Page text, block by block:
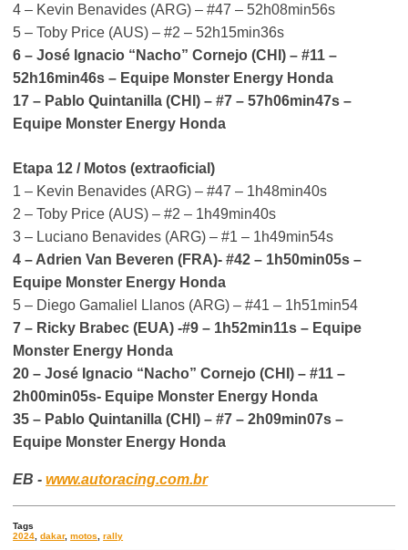
4 – Kevin Benavides (ARG) – #47 – 52h08min56s
5 – Toby Price (AUS) – #2 – 52h15min36s
6 – José Ignacio “Nacho” Cornejo (CHI) – #11 –
52h16min46s – Equipe Monster Energy Honda
17 – Pablo Quintanilla (CHI) – #7 – 57h06min47s –
Equipe Monster Energy Honda
Etapa 12 / Motos (extraoficial)
1 – Kevin Benavides (ARG) – #47 – 1h48min40s
2 – Toby Price (AUS) – #2 – 1h49min40s
3 – Luciano Benavides (ARG) – #1 – 1h49min54s
4 – Adrien Van Beveren (FRA)- #42 – 1h50min05s –
Equipe Monster Energy Honda
5 – Diego Gamaliel Llanos (ARG) – #41 – 1h51min54
7 – Ricky Brabec (EUA) -#9 – 1h52min11s – Equipe
Monster Energy Honda
20 – José Ignacio “Nacho” Cornejo (CHI) – #11 –
2h00min05s- Equipe Monster Energy Honda
35 – Pablo Quintanilla (CHI) – #7 – 2h09min07s –
Equipe Monster Energy Honda
EB -www.autoracing.com.br
Tags
2024 ,dakar,motos ,rally